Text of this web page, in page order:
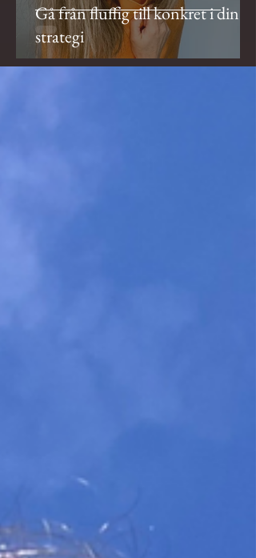
Gå från fluffig till konkret i din
strategi